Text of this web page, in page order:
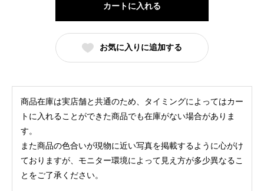
デ
ミ
ー
]
バ
オ
ク
カートに入れる
お気に入りに追加する
商品在庫は実店舗と共通のため、タイミングによってはカー
トに入れることができた商品でも在庫がない場合がありま
す。
また商品の色合いが現物に近い写真を掲載するように心がけ
ておりますが、モニター環境によって見え方が多少異なるこ
とをご了承ください。